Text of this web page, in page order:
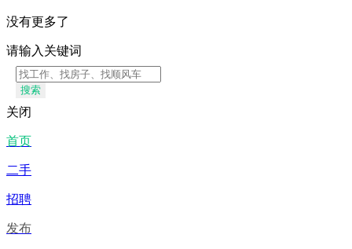
没有更多了
请输入关键词
搜索
关闭
首页
二手
招聘
发布